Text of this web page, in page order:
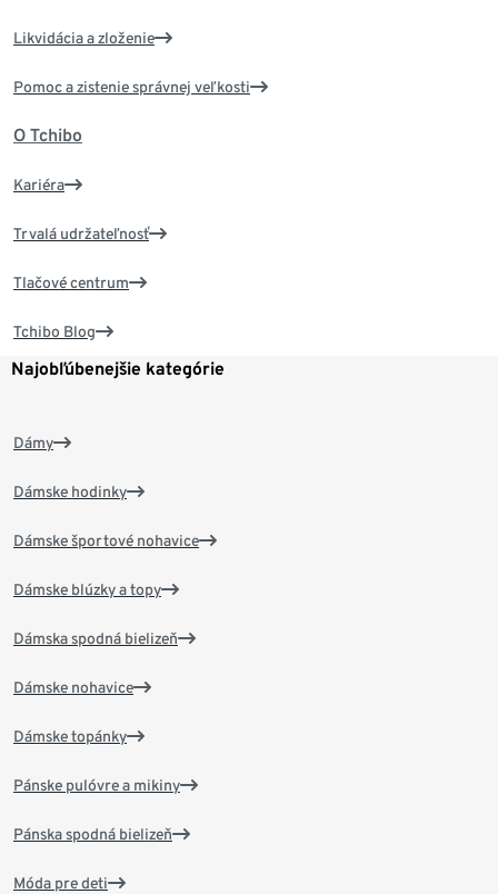
Likvidácia a zloženie
Pomoc a zistenie správnej veľkosti
O Tchibo
Kariéra
Trvalá udržateľnosť
Tlačové centrum
Tchibo Blog
Najobľúbenejšie kategórie
Dámy
Dámske hodinky
Dámske športové nohavice
Dámske blúzky a topy
Dámska spodná bielizeň
Dámske nohavice
Dámske topánky
Pánske pulóvre a mikiny
Pánska spodná bielizeň
Móda pre deti